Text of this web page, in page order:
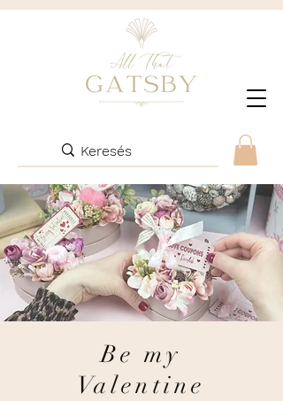
Be my
Valentine